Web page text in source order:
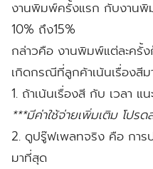
งานพิมพ์ครั้งแรก กับงานพิ
10% ถึง15%
กล่าวคือ งานพิมพ์แต่ละครั้
เกิดกรณีที่ลูกค้าเน้นเรื่องสี
1. ถ้าเน้นเรื่องสี กับ เวลา
***มีค่าใช้จ่ายเพิ่มเติม โปร
2. ดูปรู๊ฟเพลทจริง คือ การ
มาที่สุด